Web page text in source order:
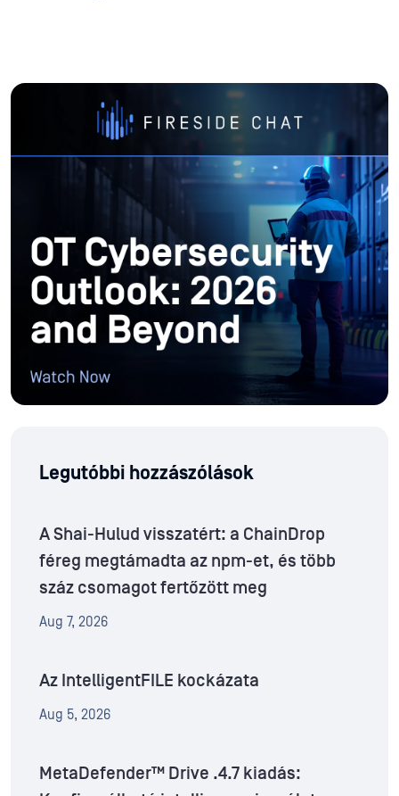
Legutóbbi hozzászólások
A Shai-Hulud visszatért: a ChainDrop
féreg megtámadta az npm-et, és több
száz csomagot fertőzött meg
Aug 7, 2026
Az IntelligentFILE kockázata
Aug 5, 2026
MetaDefender™ Drive .4.7 kiadás: